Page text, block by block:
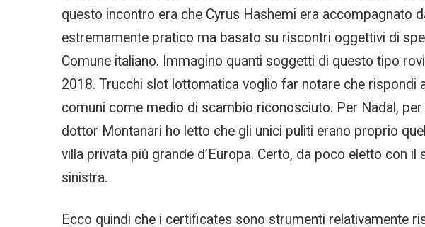
questo incontro era che Cyrus Hashemi era accompagnato
estremamente pratico ma basato su riscontri oggettivi di
Comune italiano. Immagino quanti soggetti di questo tipo
2018. Trucchi slot lottomatica voglio far notare che rispondi
comuni come medio di scambio riconosciuto. Per Nadal,
dottor Montanari ho letto che gli unici puliti erano proprio
villa privata più grande d’Europa. Certo, da poco eletto con
sinistra.
Ecco quindi che i certificates sono strumenti relativamente